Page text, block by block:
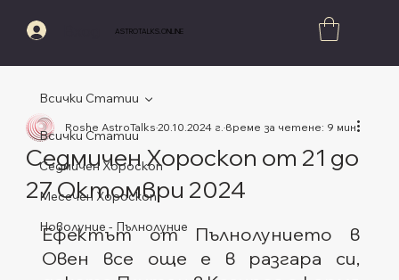
ASTROTALKS.ONLINE
Всички Статии
Седмичен Хороскоп
Месечен Хороскоп
Новолуние - Пълнолуние
Всички Статии
Седмичен Хороскоп от 21 до
27 Октомври 2024
Roshe AstroTalks20.10.2024 г.време за четене: 9 мин.
Ефектът от Пълнолунието в
Овен все още е в разгара си,